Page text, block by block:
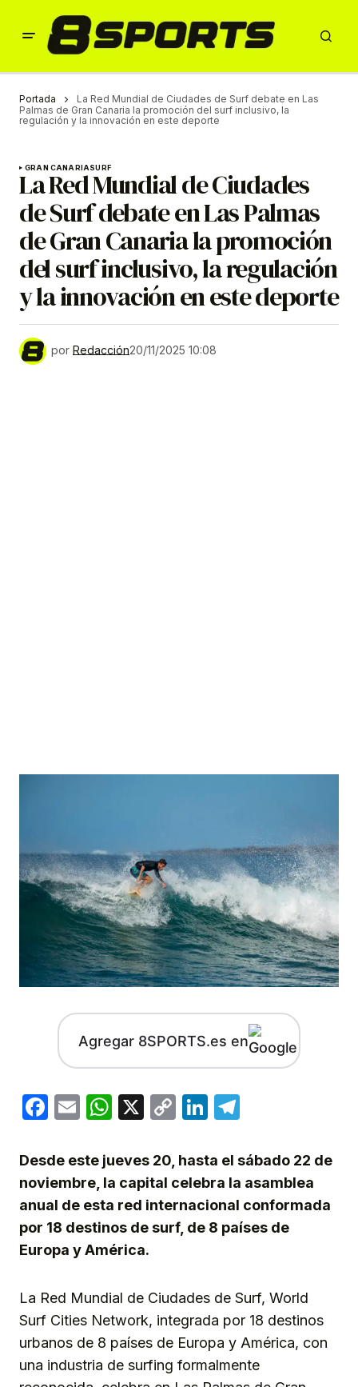
Portada
La Red Mundial de Ciudades de Surf debate en Las
Palmas de Gran Canaria la promoción del surf inclusivo, la
regulación y la innovación en este deporte
GRAN CANARIASURF
La Red Mundial de Ciudades
de Surf debate en Las Palmas
de Gran Canaria la promoción
del surf inclusivo, la regulación
y la innovación en este deporte
por Redacción20/11/2025 10:08
Agregar 8SPORTS.es en
Facebook
EmailWhatsApp
X
CopyLinkedIn
Desde este jueves 20, hasta el sábado 22 de
noviembre, la capital celebra la asamblea
anual de esta red internacional conformada
por 18 destinos de surf, de 8 países de
Europa y América.
La Red Mundial de Ciudades de Surf, World
Surf Cities Network, integrada por 18 destinos
urbanos de 8 países de Europa y América, con
una industria de surfing formalmente